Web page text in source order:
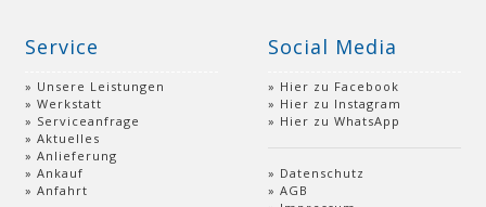
Service
Unsere Leistungen
Werkstatt
Serviceanfrage
Aktuelles
Anlieferung
Ankauf
Anfahrt
Social Media
Hier zu Facebook
Hier zu Instagram
Hier zu WhatsApp
Datenschutz
AGB